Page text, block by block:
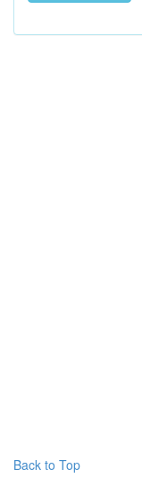
Back to Top